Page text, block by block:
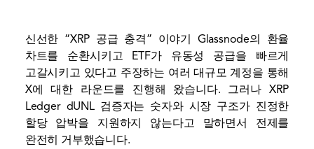
신선한 “XRP 공급 충격” 이야기
Glassnode의 환율
차트를 순환시키고 ETF가 유동성 공급을 빠르게
고갈시키고 있다고 주장하는 여러 대규모 계정을 통해
X에 대한 라운드를 진행해 왔습니다. 그러나 XRP
Ledger dUNL 검증자는 숫자와 시장 구조가 진정한
할당 압박을 지원하지 않는다고 말하면서 전제를
완전히 거부했습니다.